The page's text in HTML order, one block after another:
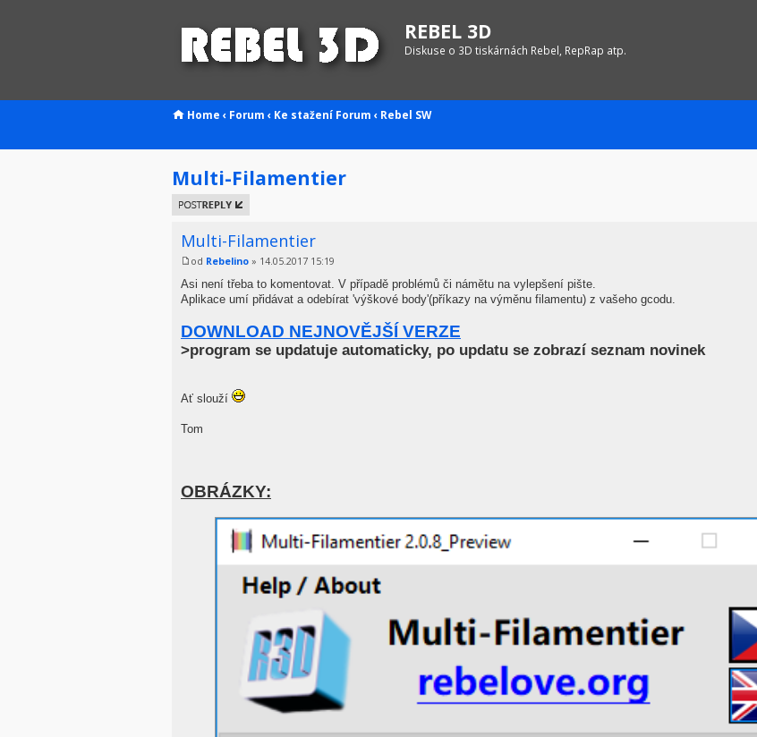
REBEL 3D
Diskuse o 3D tiskárnách Rebel, RepRap atp.
Home ‹ Forum ‹ Ke stažení Forum ‹ Rebel SW
Multi-Filamentier
Odeslat
odpověď
Multi-Filamentier
od Rebelino » 14.05.2017 15:19
Asi není třeba to komentovat. V případě problémů či námětu na vylepšení pište.
Aplikace umí přidávat a odebírat 'výškové body'(příkazy na výměnu filamentu) z vašeho gcodu.
DOWNLOAD NEJNOVĚJŠÍ VERZE
>program se updatuje automaticky, po updatu se zobrazí seznam novinek
Ať slouží
Tom
OBRÁZKY: